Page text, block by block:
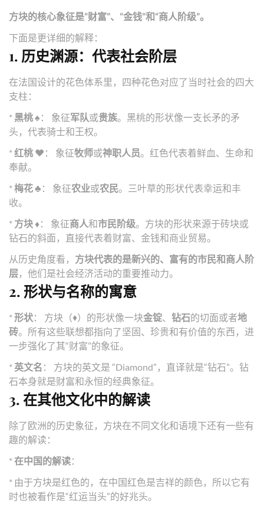
方块的核心象征是“财富”、“金钱”和“商人阶级”。
下面是更详细的解释：
1. 历史渊源：代表社会阶层
在法国设计的花色体系里，四种花色对应了当时社会的四大
支柱：
* 黑桃 ♠️ ： 象征军队或贵族。黑桃的形状像一支长矛的矛
头，代表骑士和王权。
*红桃 ❤️ ： 象征牧师或神职人员。红色代表着鲜血、生命和
奉献。
*梅花 ♣️ ： 象征农业或农民。三叶草的形状代表幸运和丰
收。
* 方块 ♦️： 象征商人和市民阶级。方块的形状来源于砖块或
钻石的斜面，直接代表着财富、金钱和商业贸易。
从历史角度看， 方块代表的是新兴的、富有的市民和商人阶
层，他们是社会经济活动的重要推动力。
2. 形状与名称的寓意
*形状： 方块（♦）的形状像一块金锭、 钻石的切面或者地
砖。所有这些联想都指向了坚固、珍贵和有价值的东西，进
一步强化了其“财富”的象征。
* 英文名 ： 方块的英文是 “Diamond”，直译就是“钻石”。钻
石本身就是财富和永恒的经典象征。
3. 在其他文化中的解读
除了欧洲的历史象征，方块在不同文化和语境下还有一些有
趣的解读：
*在中国的解读：
* 由于方块是红色的，在中国红色是吉祥的颜色，所以它有
时也被看作是“红运当头”的好兆头。